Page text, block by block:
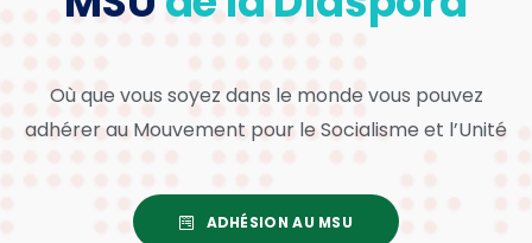
Où que vous soyez dans le monde vous pouvez
adhérer au Mouvement pour le Socialisme et l’Unité
ADHÉSION AU MSU